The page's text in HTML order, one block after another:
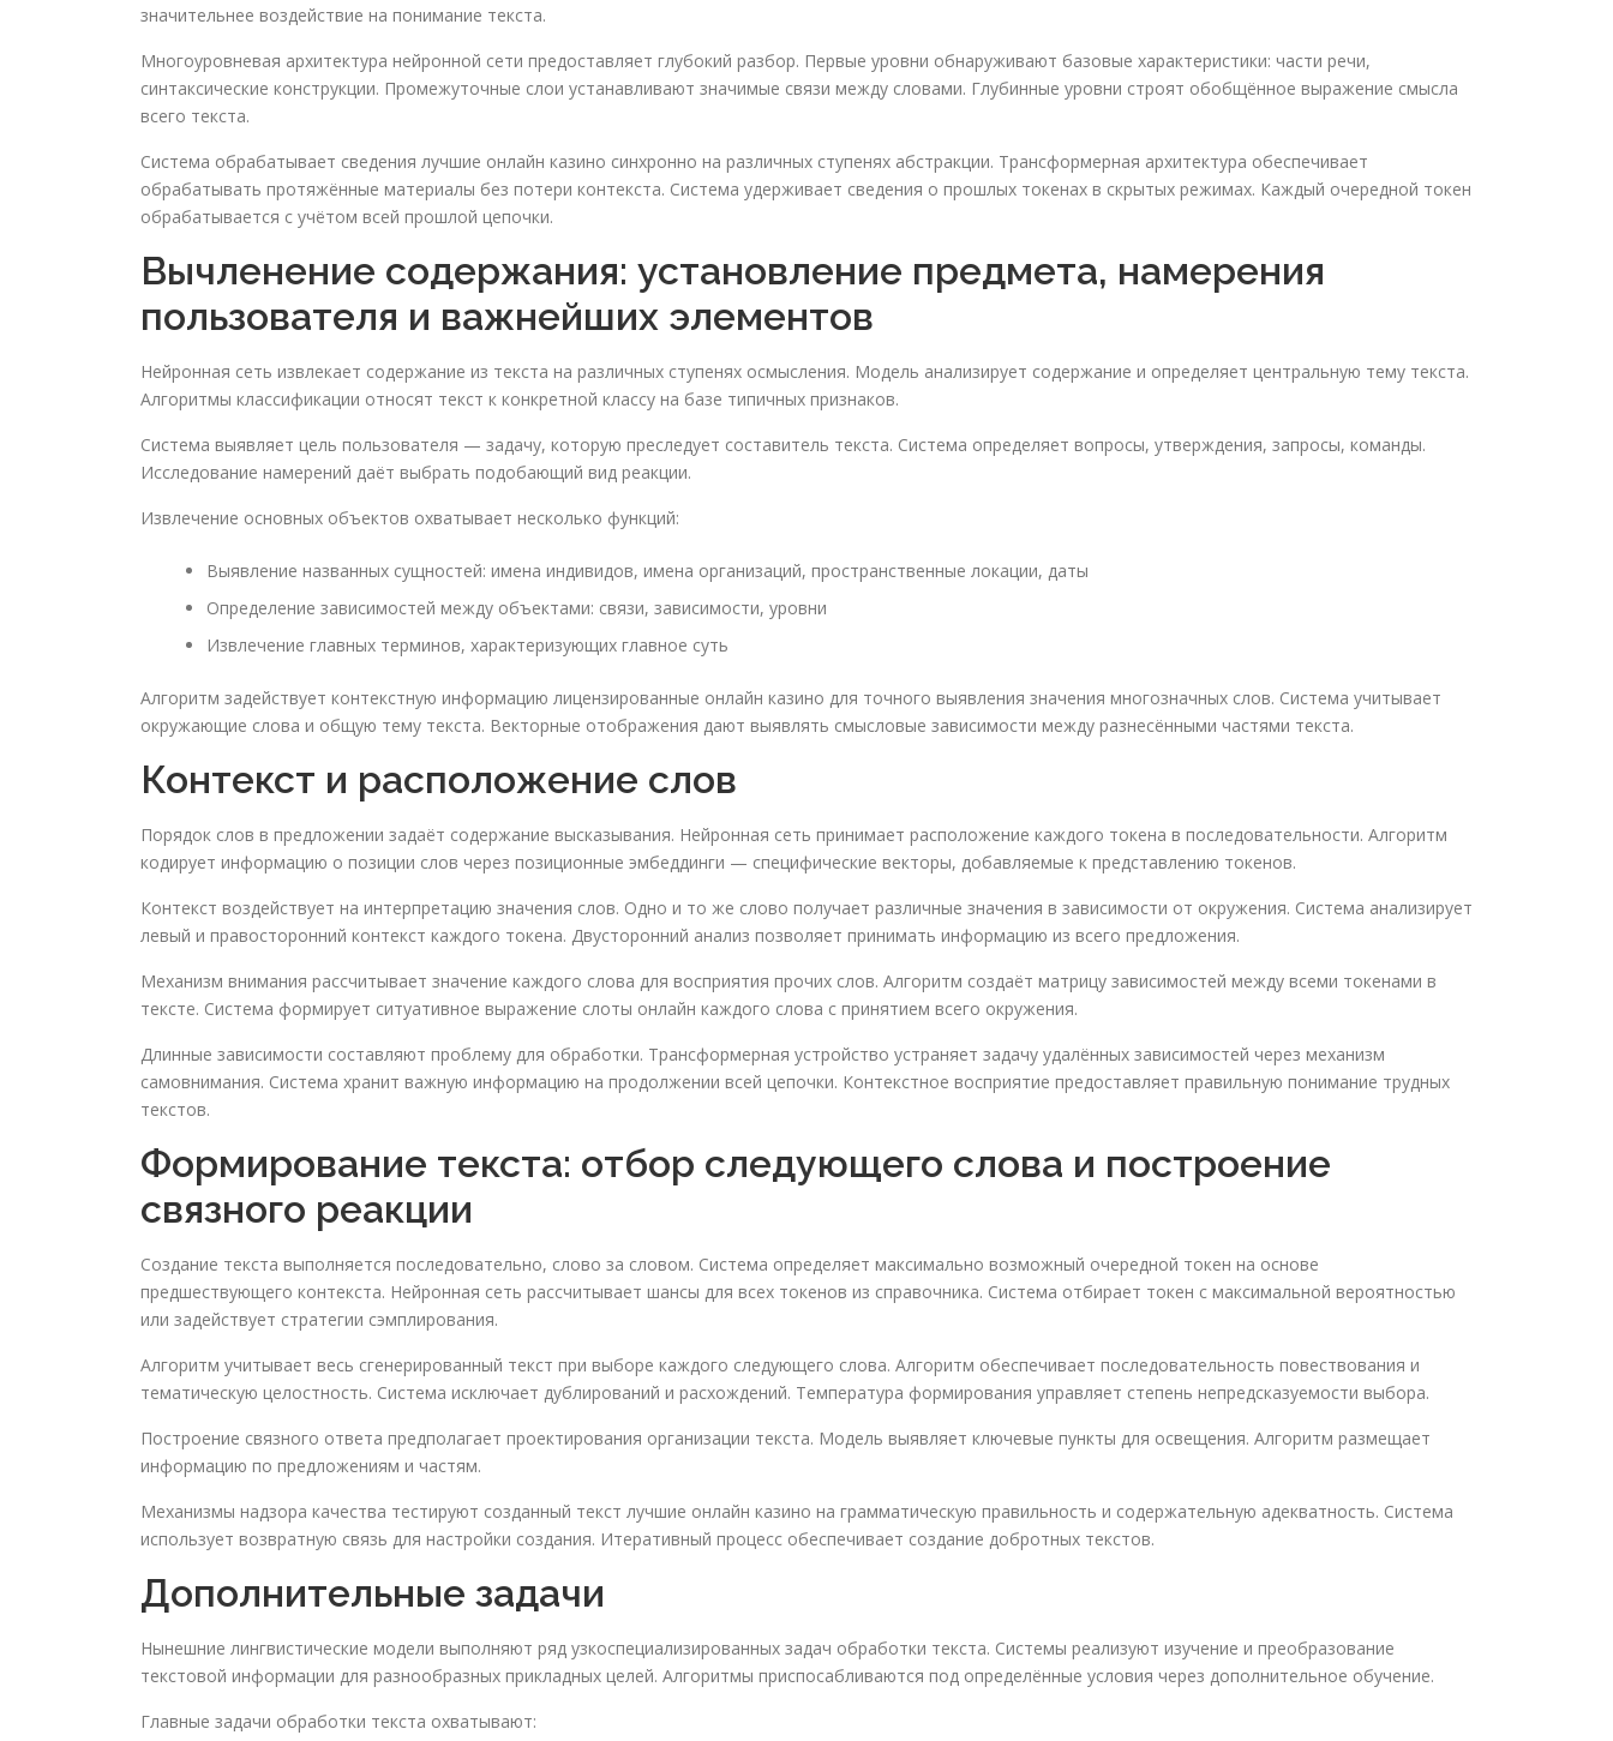
значительнее воздействие на понимание текста.
Многоуровневая архитектура нейронной сети предоставляет глубокий разбор. Первые уровни обнаруживают базовые характеристики: части речи,
синтаксические конструкции. Промежуточные слои устанавливают значимые связи между словами. Глубинные уровни строят обобщённое выражение смысла
всего текста.
Система обрабатывает сведения лучшие онлайн казино синхронно на различных ступенях абстракции. Трансформерная архитектура обеспечивает
обрабатывать протяжённые материалы без потери контекста. Система удерживает сведения о прошлых токенах в скрытых режимах. Каждый очередной токен
обрабатывается с учётом всей прошлой цепочки.
Вычленение содержания: установление предмета, намерения
пользователя и важнейших элементов
Нейронная сеть извлекает содержание из текста на различных ступенях осмысления. Модель анализирует содержание и определяет центральную тему текста.
Алгоритмы классификации относят текст к конкретной классу на базе типичных признаков.
Система выявляет цель пользователя — задачу, которую преследует составитель текста. Система определяет вопросы, утверждения, запросы, команды.
Исследование намерений даёт выбрать подобающий вид реакции.
Извлечение основных объектов охватывает несколько функций:
Выявление названных сущностей: имена индивидов, имена организаций, пространственные локации, даты
Определение зависимостей между объектами: связи, зависимости, уровни
Извлечение главных терминов, характеризующих главное суть
Алгоритм задействует контекстную информацию лицензированные онлайн казино для точного выявления значения многозначных слов. Система учитывает
окружающие слова и общую тему текста. Векторные отображения дают выявлять смысловые зависимости между разнесёнными частями текста.
Контекст и расположение слов
Порядок слов в предложении задаёт содержание высказывания. Нейронная сеть принимает расположение каждого токена в последовательности. Алгоритм
кодирует информацию о позиции слов через позиционные эмбеддинги — специфические векторы, добавляемые к представлению токенов.
Контекст воздействует на интерпретацию значения слов. Одно и то же слово получает различные значения в зависимости от окружения. Система анализирует
левый и правосторонний контекст каждого токена. Двусторонний анализ позволяет принимать информацию из всего предложения.
Механизм внимания рассчитывает значение каждого слова для восприятия прочих слов. Алгоритм создаёт матрицу зависимостей между всеми токенами в
тексте. Система формирует ситуативное выражение слоты онлайн каждого слова с принятием всего окружения.
Длинные зависимости составляют проблему для обработки. Трансформерная устройство устраняет задачу удалённых зависимостей через механизм
самовнимания. Система хранит важную информацию на продолжении всей цепочки. Контекстное восприятие предоставляет правильную понимание трудных
текстов.
Формирование текста: отбор следующего слова и построение
связного реакции
Создание текста выполняется последовательно, слово за словом. Система определяет максимально возможный очередной токен на основе
предшествующего контекста. Нейронная сеть рассчитывает шансы для всех токенов из справочника. Система отбирает токен с максимальной вероятностью
или задействует стратегии сэмплирования.
Алгоритм учитывает весь сгенерированный текст при выборе каждого следующего слова. Алгоритм обеспечивает последовательность повествования и
тематическую целостность. Система исключает дублирований и расхождений. Температура формирования управляет степень непредсказуемости выбора.
Построение связного ответа предполагает проектирования организации текста. Модель выявляет ключевые пункты для освещения. Алгоритм размещает
информацию по предложениям и частям.
Механизмы надзора качества тестируют созданный текст лучшие онлайн казино на грамматическую правильность и содержательную адекватность. Система
использует возвратную связь для настройки создания. Итеративный процесс обеспечивает создание добротных текстов.
Дополнительные задачи
Нынешние лингвистические модели выполняют ряд узкоспециализированных задач обработки текста. Системы реализуют изучение и преобразование
текстовой информации для разнообразных прикладных целей. Алгоритмы приспосабливаются под определённые условия через дополнительное обучение.
Главные задачи обработки текста охватывают: